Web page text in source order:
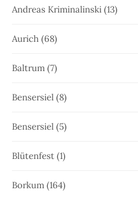
Andreas Kriminalinski (13)
Aurich (68)
Baltrum (7)
Bensersiel (8)
Bensersiel (5)
Blütenfest (1)
Borkum (164)